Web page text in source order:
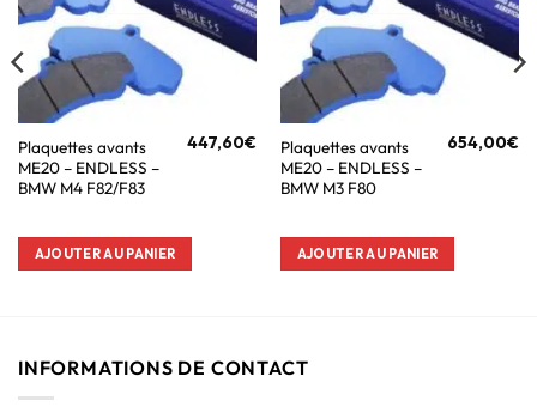
Plaquettes avants
ME20 – ENDLESS –
BMW M4 F82/F83
447,60€
AJOUTER AU PANIER
Plaquettes avants
ME20 – ENDLESS –
BMW M3 F80
654,00€
AJOUTER AU PANIER
INFORMATIONS DE CONTACT